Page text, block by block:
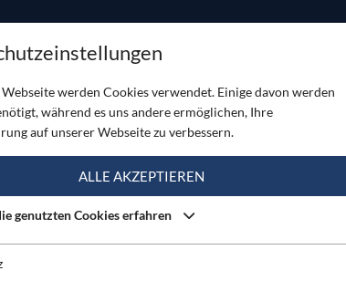
KLOBENWAND
werden Cookies verwendet. Einige davon werden
während es uns andere ermöglichen, Ihre
auf unserer Webseite zu verbessern.
ALLE AKZEPTIEREN
genutzten Cookies erfahren